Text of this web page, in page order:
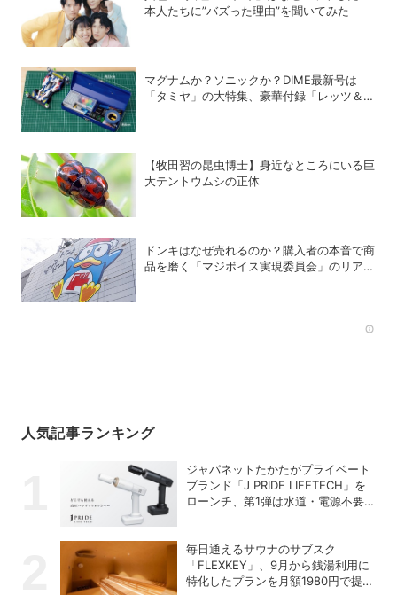
本人たちに”バズった理由”を聞いてみた
マグナムか？ソニックか？DIME最新号は
「タミヤ」の大特集、豪華付録「レッツ＆ゴ
【牧田習の昆虫博士】身近なところにいる巨
大テントウムシの正体
ドンキはなぜ売れるのか？購入者の本音で商
品を磨く「マジボイス実現委員会」のリアル
人気記事ランキング
ジャパネットたかたがプライベート
ブランド「J PRIDE LIFETECH」を
ローンチ、第1弾は水道・電源不要
毎日通えるサウナのサブスク
「FLEXKEY」、9月から銭湯利用に
特化したプランを月額1980円で提供